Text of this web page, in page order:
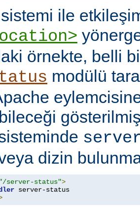
ile
örnekte, belli
modülü
dizin
"/server-status">